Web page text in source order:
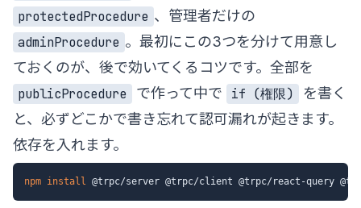
protectedProcedure 、管理者だけの
adminProcedure 。最初にこの3つを分けて用意し
ておくのが、後で効いてくるコツです。全部を
publicProcedure
で作って中で if (権限)
を書く
と、必ずどこかで書き忘れて認可漏れが起きます。
依存を入れます。
npm install